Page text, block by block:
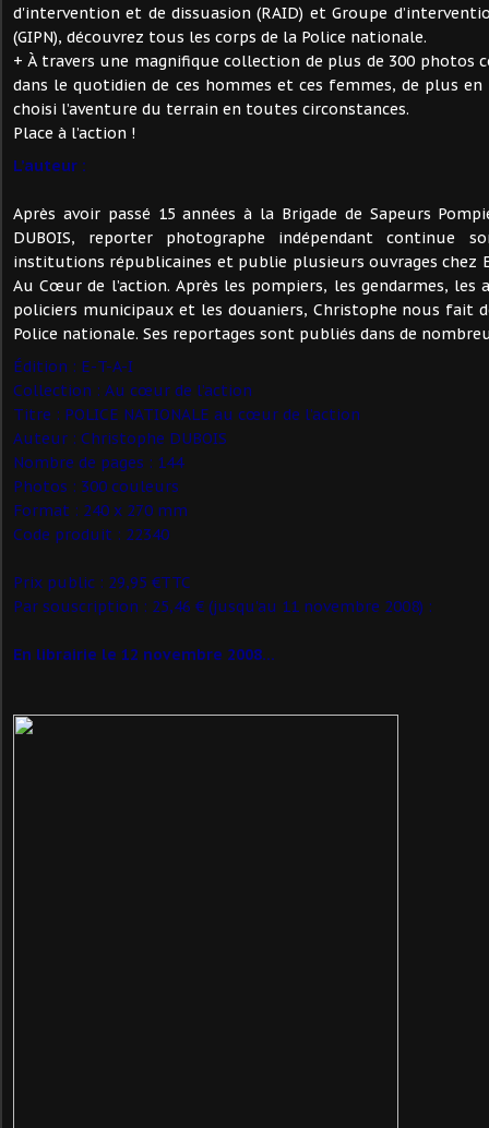
d'intervention et de dissuasion (RAID) et Groupe
(GIPN), découvrez tous les corps de la Police nationale.
+ À travers une magnifique collection de plus de 300 photos
dans le quotidien de ces hommes et ces femmes, de plus
choisi l’aventure du terrain en toutes circonstances.
Place à l’action !
L’auteur :
Après avoir passé 15 années à la Brigade de Sapeurs
DUBOIS, reporter photographe indépendant continue
institutions républicaines et publie plusieurs ouvrages chez
Au Cœur de l’action. Après les pompiers, les gendarmes, les
policiers municipaux et les douaniers, Christophe nous fait
Police nationale. Ses reportages sont publiés dans de
Édition : E-T-A-I
Collection : Au cœur de l’action
Titre : POLICE NATIONALE au cœur de l’action
Auteur : Christophe DUBOIS
Nombre de pages : 144
Photos : 300 couleurs
Format : 240 x 270 mm
Code produit : 22340
Prix public : 29,95 €TTC
Par souscription : 25,46 € (jusqu'au 11 novembre 2008) :
En librairie le 12 novembre 2008...